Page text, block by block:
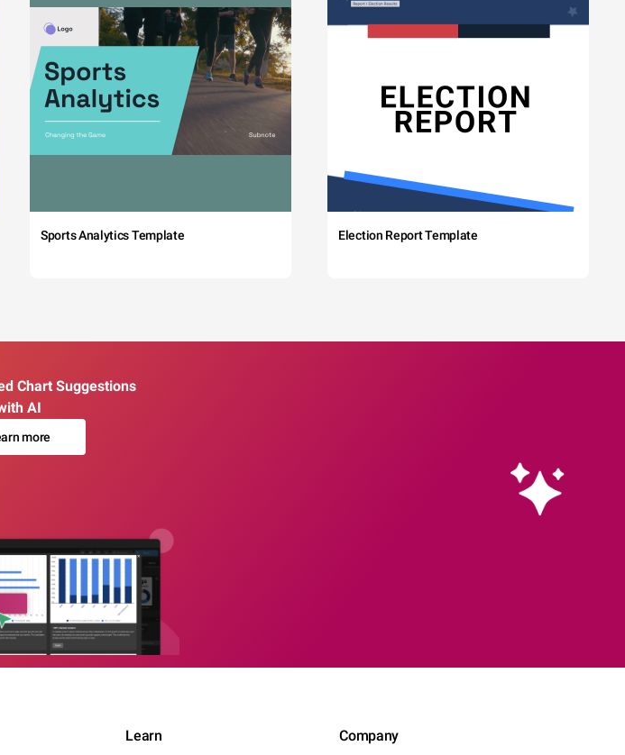
Sports Analytics Template Election Report Template
Chart Suggestions
AI
more
Learn Company